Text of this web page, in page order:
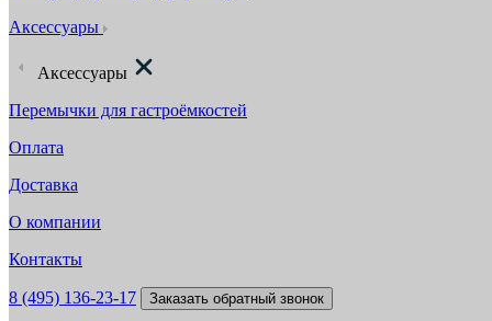
Аксессуары
Аксессуары
Перемычки для гастроёмкостей
Оплата
Доставка
О компании
Контакты
8 (495) 136-23-17 Заказать обратный звонок